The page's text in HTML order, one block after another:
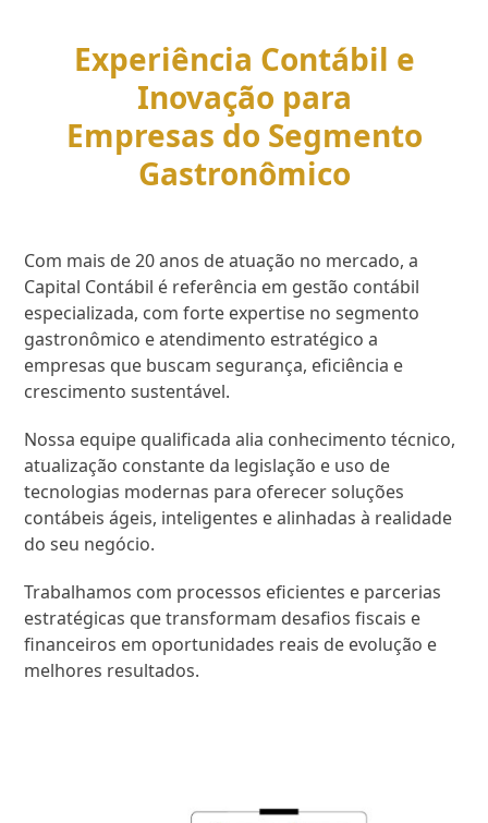
Experiência Contábil e
Inovação para
Empresas do Segmento
Gastronômico
Com mais de 20 anos de atuação no mercado, a
Capital Contábil é referência em gestão contábil
especializada, com forte expertise no segmento
gastronômico e atendimento estratégico a
empresas que buscam segurança, eficiência e
crescimento sustentável.
Nossa equipe qualificada alia conhecimento técnico,
atualização constante da legislação e uso de
tecnologias modernas para oferecer soluções
contábeis ágeis, inteligentes e alinhadas à realidade
do seu negócio.
Trabalhamos com processos eficientes e parcerias
estratégicas que transformam desafios fiscais e
financeiros em oportunidades reais de evolução e
melhores resultados.